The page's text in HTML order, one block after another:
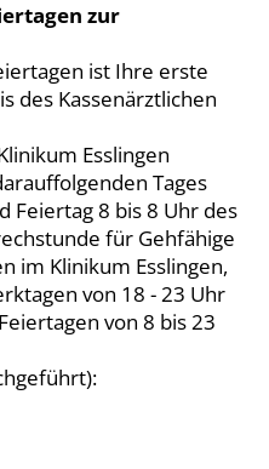
zur
ist Ihre erste
des Kassenärztlichen
Esslingen
Tages
Feiertag 8 bis 8 Uhr des
für Gehfähige
im Klinikum Esslingen,
von 18 - 23 Uhr
von 8 bis 23